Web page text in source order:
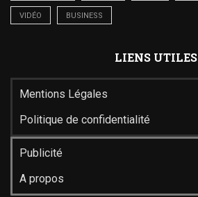
VIDÉO BUSINESS
LIENS UTILES
Mentions Légales
Politique de confidentialité
Publicité
A propos